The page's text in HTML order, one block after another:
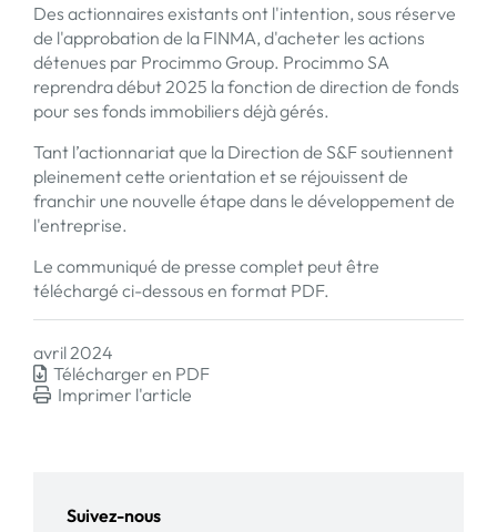
Des actionnaires existants ont l'intention, sous réserve
de l'approbation de la FINMA, d'acheter les actions
détenues par Procimmo Group. Procimmo SA
reprendra début 2025 la fonction de direction de fonds
pour ses fonds immobiliers déjà gérés.
Tant l’actionnariat que la Direction de S&F soutiennent
pleinement cette orientation et se réjouissent de
franchir une nouvelle étape dans le développement de
l'entreprise.
Le communiqué de presse complet peut être
téléchargé ci-dessous en format PDF.
avril 2024
Télécharger en PDF
Imprimer l'article
Suivez-nous